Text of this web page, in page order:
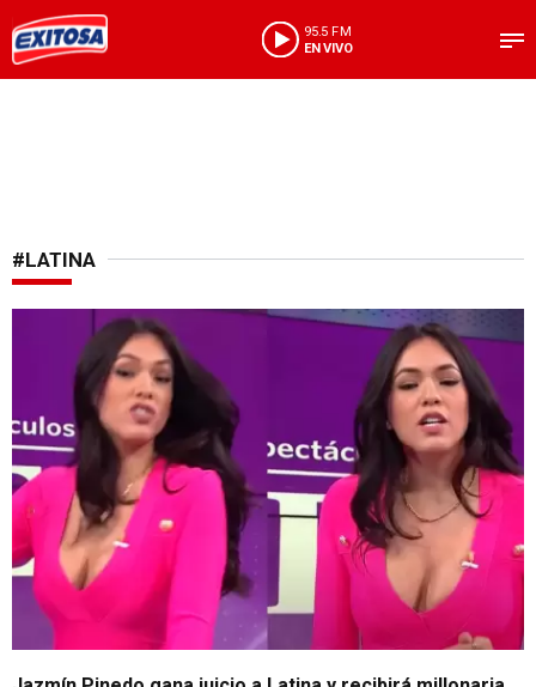
95.5 FM
EN VIVO
#LATINA
Larga batalla legal